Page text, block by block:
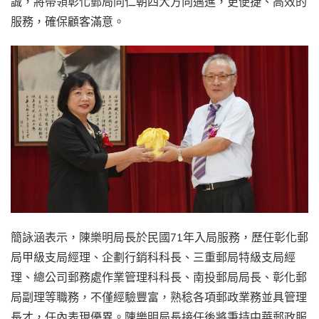
服務，確保顧客滿意。
簡詠涵表示，陳樂明局長於民國71年入局服務，歷任彰化郵
局甲級支局經理、企劃行銷科科長、三重郵局特級支局經
理、總公司郵務處作業管理科科長、南投郵局局長、彰化郵
局副理等職務，不僅經驗豐富，熟稔各項郵政業務並具管理